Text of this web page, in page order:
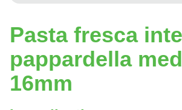
Pasta fresca
pappardella
16mm